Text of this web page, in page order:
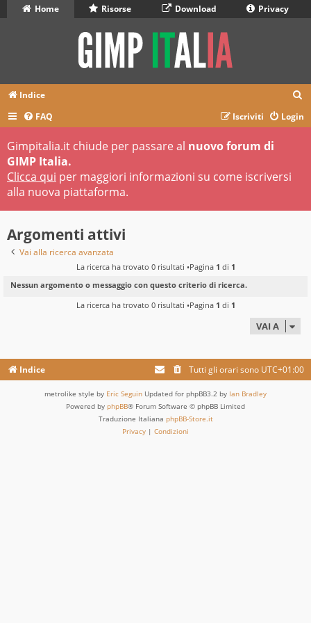
Home Risorse Download Privacy
Indice
r
FAQ Login
Iscriviti
Gimpitalia.it chiude per passare al nuovo forum di
GIMP Italia.
Clicca qui per maggiori informazioni su come iscriversi
alla nuova piattaforma.
Argomenti attivi
Vai alla ricerca avanzata
La ricerca ha trovato 0 risultati •Pagina 1 di 1
Nessun argomento o messaggio con questo criterio di ricerca.
La ricerca ha trovato 0 risultati •Pagina 1 di 1
VAI A
Indice Tutti gli orari sono UTC+01:00
metrolike style by Eric Seguin Updated for phpBB3.2 by Ian Bradley
Powered by phpBB® Forum Software © phpBB Limited
Traduzione Italiana phpBB-Store.it
Privacy | Condizioni